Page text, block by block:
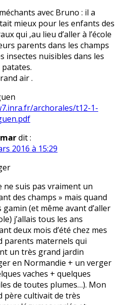
avec Bruno : il a
mieux pour les enfants des
qui ,au lieu d’aller à l’école
parents dans les champs
insectes nuisibles dans les
air .
archorales/t12-1-
dit :
2016 à 15:29
ne suis pas vraiment un
des champs » mais quand
gamin (et même avant d’aller
j’allais tous les ans
deux mois d’été chez mes
parents maternels qui
un très grand jardin
en Normandie + un verger
vaches + quelques
de toutes plumes…). Mon
père cultivait de très